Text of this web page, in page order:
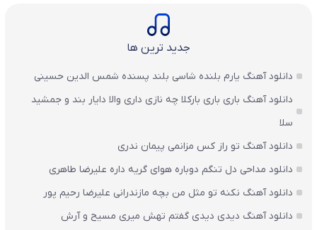
جدید ترین ها
دانلود آهنگ یارم بلنده شاسی بلند پسنده شمس الدین حسینی
دانلود آهنگ باری باری بارکلا چه نازی داری والا دایار بند و جمشید
سلا
دانلود آهنگ تو راز کس مزانمی پیمان ندری
دانلود مداحی دل تنگم دوباره هوای گریه داره علیرضا طاهری
دانلود آهنگ نکنه تو مثل من بچه مازندرانی علیرضا رحیم پور
دانلود آهنگ دیدی دیدی گفتم تهش میری مسیح و آرش